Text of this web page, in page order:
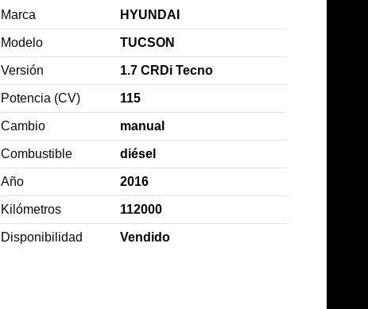
Marca HYUNDAI
Modelo TUCSON
Versión 1.7 CRDi Tecno
Potencia (CV) 115
Cambio manual
Combustible diésel
Año 2016
Kilómetros 112000
Disponibilidad Vendido